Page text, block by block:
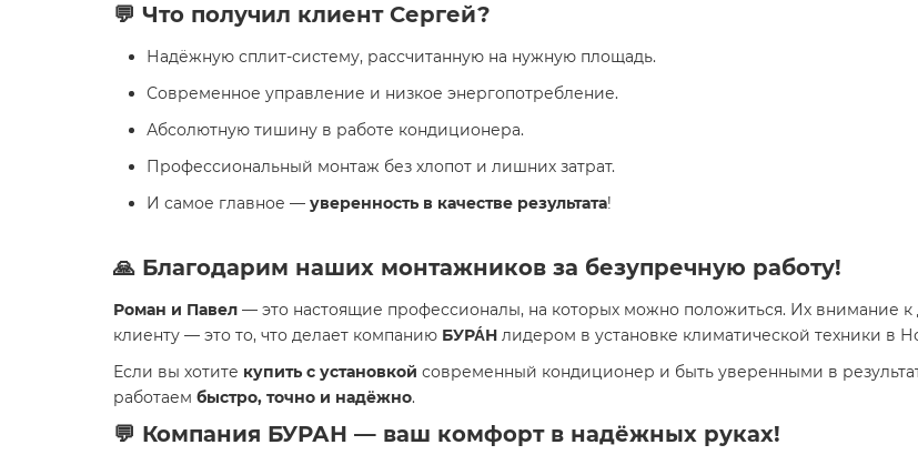
💬 Что получил клиент Сергей?
Надёжную сплит-систему, рассчитанную на нужную площадь.
Современное управление и низкое энергопотребление.
Абсолютную тишину в работе кондиционера.
Профессиональный монтаж без хлопот и лишних затрат.
И самое главное — уверенность в качестве результата!
🙏 Благодарим наших монтажников за безупречную работу!
Роман и Павел — это настоящие профессионалы, на которых можно положиться. Их внимание к
клиенту — это то, что делает компанию БУРА́Н лидером в установке климатической техники в
Если вы хотите купить с установкой современный кондиционер и быть уверенными в
работаем быстро, точно и надёжно.
💬 Компания БУРАН — ваш комфорт в надёжных руках!